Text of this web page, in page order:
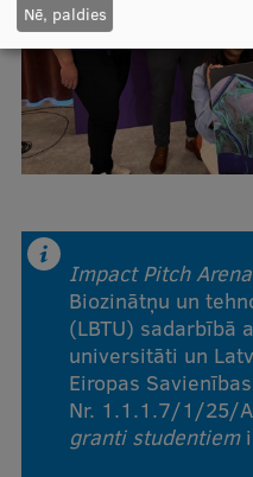
Impact Pitch
Biozinātņu un
(LBTU) sadarbībā
universitāti un
Eiropas
Nr. 1.1.1.7/1/25/
granti studentiem
Nē, paldies